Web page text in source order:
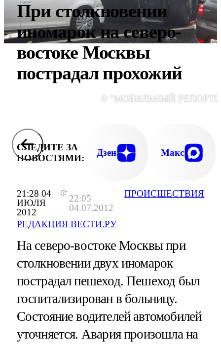
21:28 04
ИЮЛЯ
2012
22:05
04.07.2012
РЕДАКЦИЯ ВЕСТИ.РУ
ПРОИСШЕСТВИЯ
При столкновении
иномарок на северо-
востоке Москвы
пострадал прохожий
© "МОБИЛЬНЫЙ
СЛЕДИТЕ ЗА
НОВОСТЯМИ:
Дзен Макс
На северо-востоке Москвы при
столкновении двух иномарок
пострадал пешеход. Пешеход был
госпитализирован в больницу.
Состояние водителей автомобилей
уточняется. Авария произошла на